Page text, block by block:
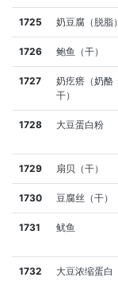
1725 奶豆腐（脱脂）
1726 鲍鱼（干）
1727
奶疙瘩（奶酪
干）
1728 大豆蛋白粉
1729 扇贝（干）
1730 豆腐丝（干）
1731 鱿鱼
1732 大豆浓缩蛋白